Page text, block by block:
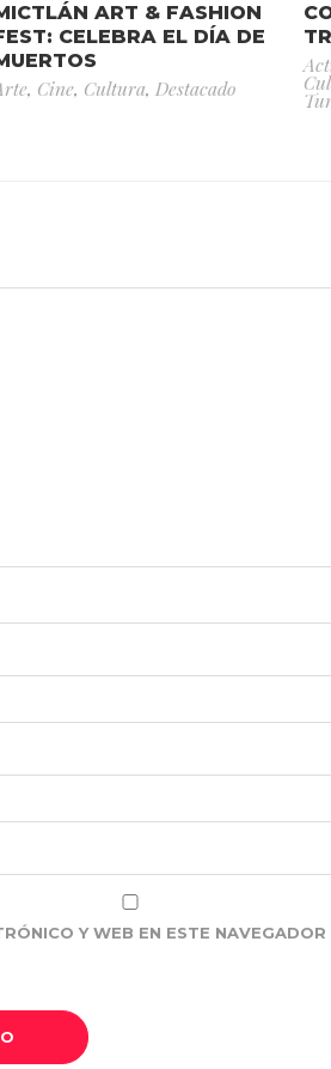
ART & FASHION
CELEBRA EL DÍA DE
, Cine, Cultura, Destacado
Y WEB EN ESTE